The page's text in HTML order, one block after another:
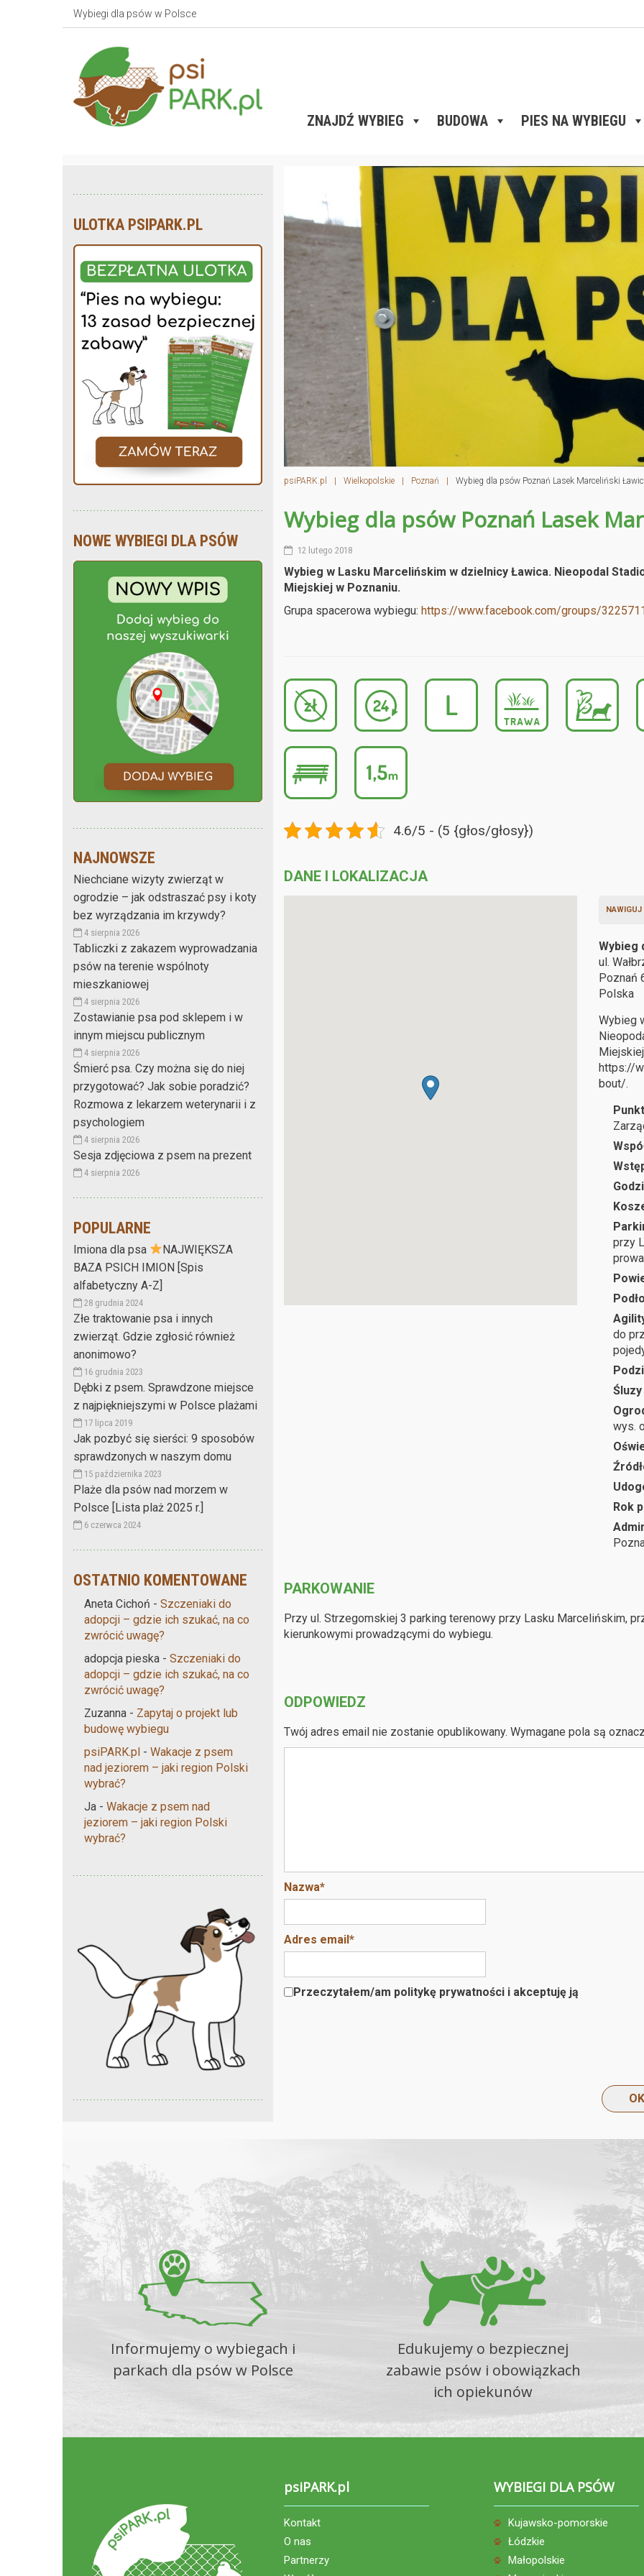
Wybiegi dla psów w Polsce
ZNAJDŹ WYBIEG BUDOWA PIES NA WYBIEGU
ULOTKA PSIPARK.PL
NOWE WYBIEGI DLA PSÓW
NAJNOWSZE
Niechciane wizyty zwierząt w
ogrodzie – jak odstraszać psy i koty
bez wyrządzania im krzywdy?
4 sierpnia 2026
Tabliczki z zakazem wyprowadzania
psów na terenie wspólnoty
mieszkaniowej
4 sierpnia 2026
Zostawianie psa pod sklepem i w
innym miejscu publicznym
4 sierpnia 2026
Śmierć psa. Czy można się do niej
przygotować? Jak sobie poradzić?
Rozmowa z lekarzem weterynarii i z
psychologiem
4 sierpnia 2026
Sesja zdjęciowa z psem na prezent
4 sierpnia 2026
POPULARNE
Imiona dla psa
NAJWIĘKSZA
BAZA PSICH IMION [Spis
alfabetyczny A-Z]
28 grudnia 2024
Złe traktowanie psa i innych
zwierząt. Gdzie zgłosić również
anonimowo?
16 grudnia 2023
Dębki z psem. Sprawdzone miejsce
z najpiękniejszymi w Polsce plażami
17 lipca 2019
Jak pozbyć się sierści: 9 sposobów
sprawdzonych w naszym domu
15 października 2023
Plaże dla psów nad morzem w
Polsce [Lista plaż 2025 r.]
6 czerwca 2024
OSTATNIO KOMENTOWANE
Aneta Cichoń - Szczeniaki do
adopcji – gdzie ich szukać, na co
zwrócić uwagę?
adopcja pieska - Szczeniaki do
adopcji – gdzie ich szukać, na co
zwrócić uwagę?
Zuzanna - Zapytaj o projekt lub
budowę wybiegu
psiPARK.pl - Wakacje z psem
nad jeziorem – jaki region Polski
wybrać?
Ja - Wakacje z psem nad
jeziorem – jaki region Polski
wybrać?
psiPARK.pl | Wielkopolskie | Poznań | Wybieg dla psów Poznań Lasek Marceliński
Wybieg dla psów Poznań Lasek
12 lutego 2018
Wybieg w Lasku Marcelińskim w dzielnicy Ławica. Nieopodal
Miejskiej w Poznaniu.
Grupa spacerowa wybiegu: https://www.facebook.com/groups/
4.6/5 - (5 {głos/głosy})
DANE I LOKALIZACJA
NAWIGUJ
Wybieg
ul.
Poznań
Polska
Wybieg
https://
bout/.
przy
do
wys.
Rok
PARKOWANIE
Przy ul. Strzegomskiej 3 parking terenowy przy Lasku Marcelińskim,
kierunkowymi prowadzącymi do wybiegu.
ODPOWIEDZ
Twój adres email nie zostanie opublikowany. Wymagane pola są
Nazwa*
Adres email*
Przeczytałem/am politykę prywatności i akceptuję ją
Informujemy o wybiegach i
parkach dla psów w Polsce
Edukujemy o bezpiecznej
zabawie psów i obowiązkach
ich opiekunów
psiPARK.pl
Kontakt
O nas
Partnerzy
WYBIEGI DLA PSÓW
Kujawsko-pomorskie
Łódzkie
Małopolskie